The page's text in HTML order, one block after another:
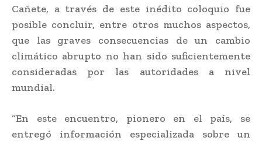
Cañete, a través de este inédito coloquio fue
posible concluir, entre otros muchos aspectos,
que las graves consecuencias de un cambio
climático abrupto no han sido suficientemente
consideradas por las autoridades a nivel
mundial.
“En este encuentro, pionero en el país, se
entregó información especializada sobre un